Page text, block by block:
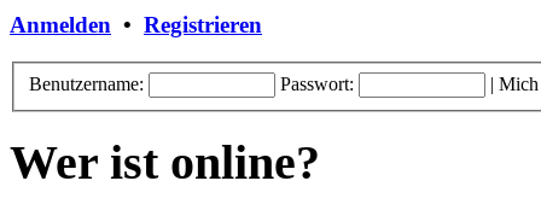
Anmelden • Registrieren
Benutzername: Passwort: | Mich
Wer ist online?